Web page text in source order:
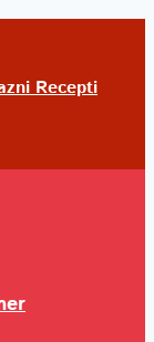
Recepti